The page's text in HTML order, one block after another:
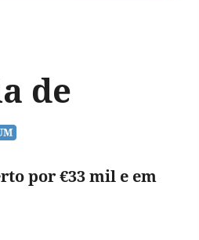
de
por €33 mil e em